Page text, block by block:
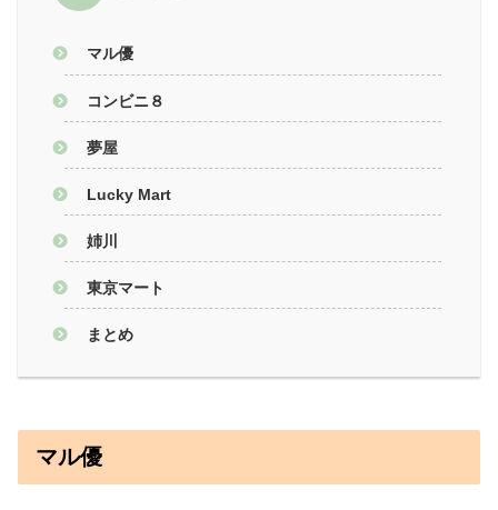
マル優
コンビニ８
夢屋
Lucky Mart
姉川
東京マート
まとめ
マル優